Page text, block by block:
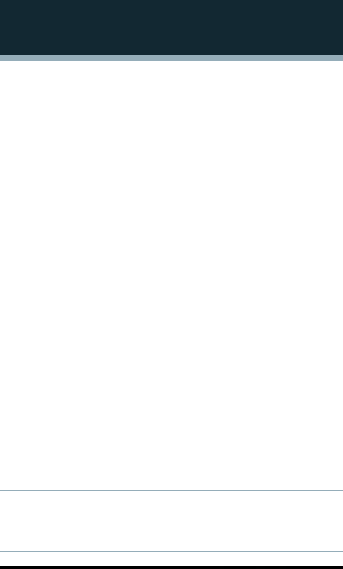
240p
360p